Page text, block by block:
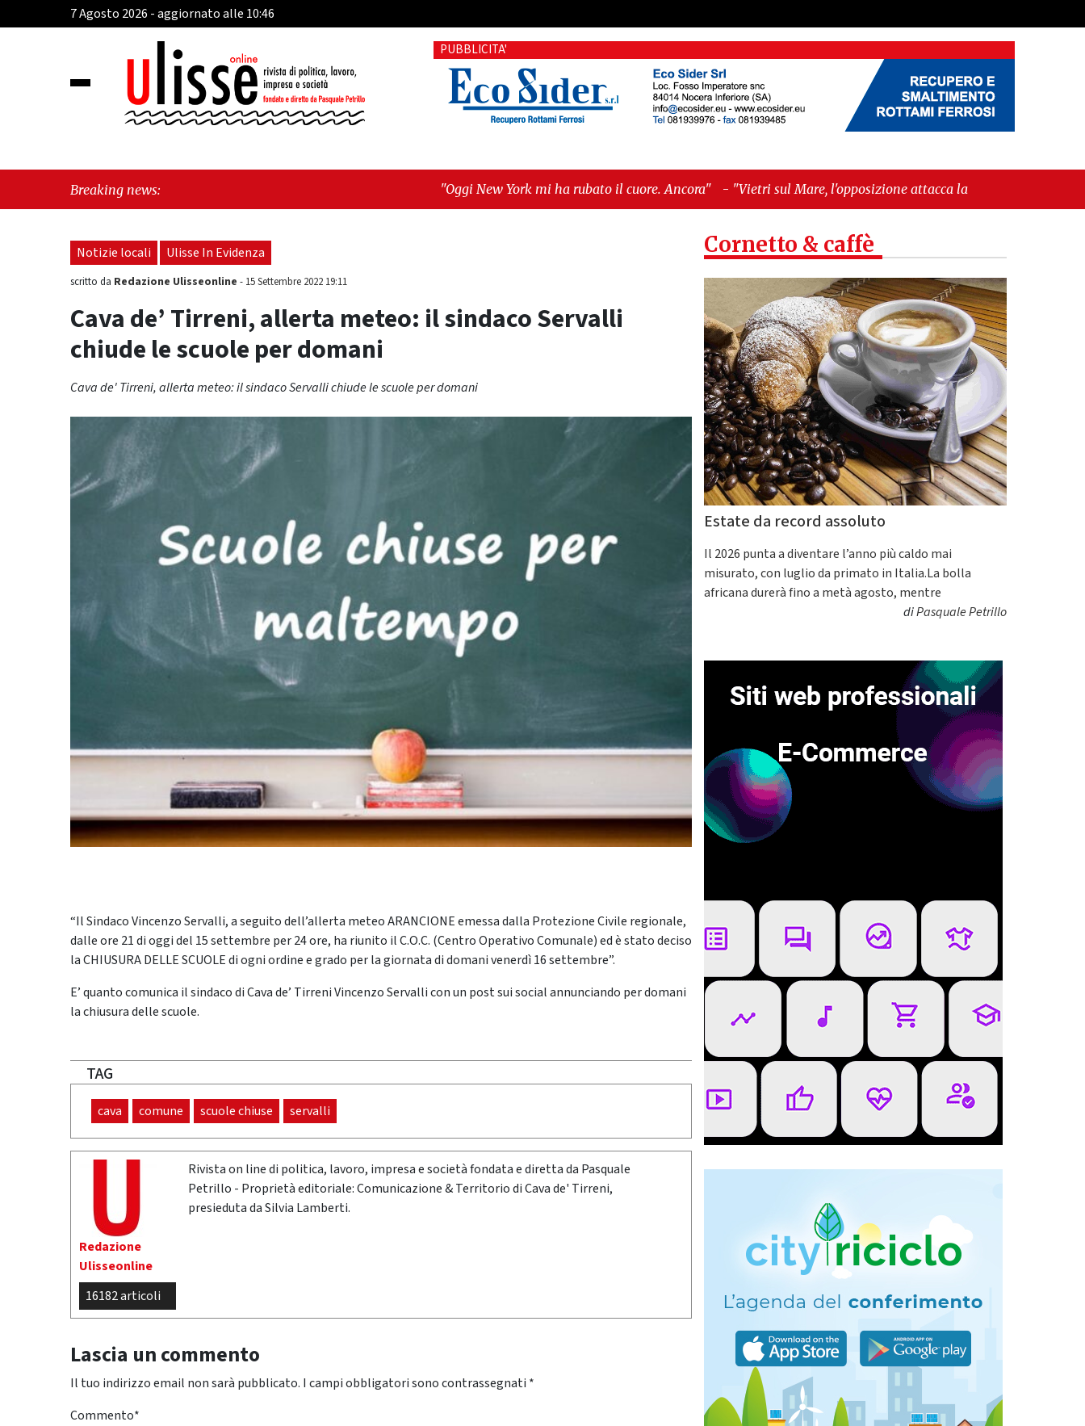
7 Agosto 2026 - aggiornato alle 10:46
PUBBLICITA'
Breaking news: "Oggi New York mi ha rubato il cuore. Ancora" - "Vietri sul Mare, l'opposizione attacca la maggioranza: «Delibere
approvate al buio e Tari con dati errati. Ora esposto alla Corte dei Conti»"
Notizie locali Ulisse In Evidenza
scritto da Redazione Ulisseonline - 15 Settembre 2022 19:11
Cava de’ Tirreni, allerta meteo: il sindaco Servalli
chiude le scuole per domani
Cava de' Tirreni, allerta meteo: il sindaco Servalli chiude le scuole per domani
“Il Sindaco Vincenzo Servalli, a seguito dell’allerta meteo ARANCIONE emessa dalla Protezione Civile regionale,
dalle ore 21 di oggi del 15 settembre per 24 ore, ha riunito il C.O.C. (Centro Operativo Comunale) ed è stato deciso
la CHIUSURA DELLE SCUOLE di ogni ordine e grado per la giornata di domani venerdì 16 settembre”.
E’ quanto comunica il sindaco di Cava de’ Tirreni Vincenzo Servalli con un post sui social annunciando per domani
la chiusura delle scuole.
TAG
cava comune scuole chiuse servalli
Redazione
Ulisseonline
16182 articoli
Rivista on line di politica, lavoro, impresa e società fondata e diretta da Pasquale
Petrillo - Proprietà editoriale: Comunicazione & Territorio di Cava de' Tirreni,
presieduta da Silvia Lamberti.
Lascia un commento
Il tuo indirizzo email non sarà pubblicato. I campi obbligatori sono contrassegnati *
Commento*
Cornetto & caffè
Estate da record assoluto
Il 2026 punta a diventare l’anno più caldo mai
misurato, con luglio da primato in Italia.La bolla
africana durerà fino a metà agosto, mentre
diPasquale Petrillo